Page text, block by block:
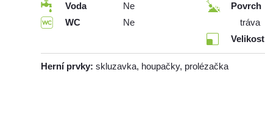
Voda
Ne
WC
Ne
Povrch
tráva
Velikost
Herní prvky: skluzavka, houpačky, prolézačka